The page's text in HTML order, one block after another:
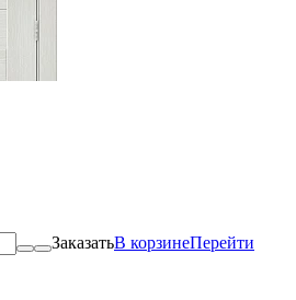
ЗаказатьВ корзинеПерейти